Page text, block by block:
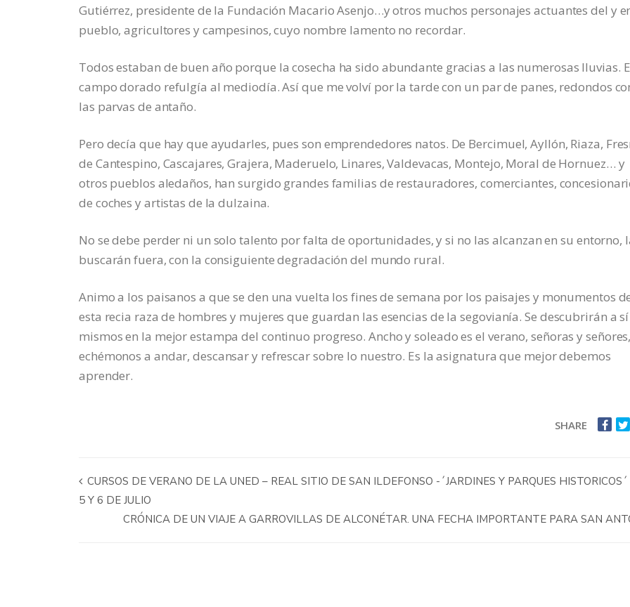
Gutiérrez, presidente de la Fundación Macario Asenjo…y otros muchos personajes actuantes del y
pueblo, agricultores y campesinos, cuyo nombre lamento no recordar.
Todos estaban de buen año porque la cosecha ha sido abundante gracias a las numerosas lluvias.
campo dorado refulgía al mediodía. Así que me volví por la tarde con un par de panes, redondos
las parvas de antaño.
Pero decía que hay que ayudarles, pues son emprendedores natos. De Bercimuel, Ayllón, Riaza,
de Cantespino, Cascajares, Grajera, Maderuelo, Linares, Valdevacas, Montejo, Moral de Hornuez… y
otros pueblos aledaños, han surgido grandes familias de restauradores, comerciantes,
de coches y artistas de la dulzaina.
No se debe perder ni un solo talento por falta de oportunidades, y si no las alcanzan en su entorno,
buscarán fuera, con la consiguiente degradación del mundo rural.
Animo a los paisanos a que se den una vuelta los fines de semana por los paisajes y monumentos
esta recia raza de hombres y mujeres que guardan las esencias de la segovianía. Se descubrirán a sí
mismos en la mejor estampa del continuo progreso. Ancho y soleado es el verano, señoras y señores,
echémonos a andar, descansar y refrescar sobre lo nuestro. Es la asignatura que mejor debemos
aprender.
SHARE
CURSOS DE VERANO DE LA UNED – REAL SITIO DE SAN ILDEFONSO -´JARDINES Y PARQUES HISTORICOS´
5 Y 6 DE JULIO
CRÓNICA DE UN VIAJE A GARROVILLAS DE ALCONÉTAR. UNA FECHA IMPORTANTE PARA SAN